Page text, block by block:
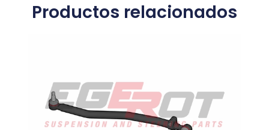
Productos relacionados